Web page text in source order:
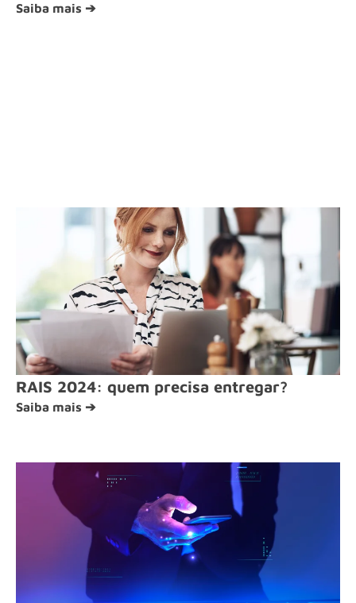
Saiba mais ➔
RAIS 2024: quem precisa entregar?
Saiba mais ➔